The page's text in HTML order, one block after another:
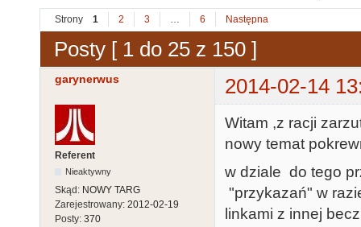
Strony 1 2 3 … 6 Następna
Posty [ 1 do 25 z 150 ]
garynerwus 2014-02-14
Referent
Nieaktywny
Skąd: NOWY TARG
Zarejestrowany: 2012-02-19
Posty: 370
Witam ,z racji
nowy temat
w dziale do tego
"przykazań" w
linkami z innej